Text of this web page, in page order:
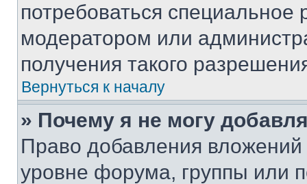
потребоваться
модератором или
получения такого
Вернуться к началу
» Почему я не могу
Право добавления
уровне форума, группы или